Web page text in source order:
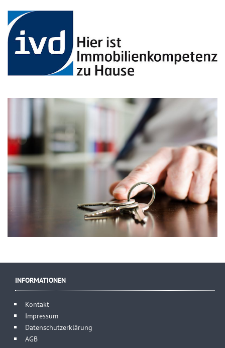
INFORMATIONEN
Kontakt
Impressum
Datenschutzerklärung
AGB